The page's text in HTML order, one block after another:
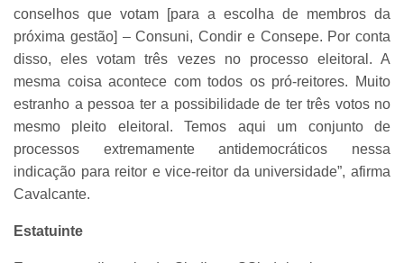
conselhos que votam [para a escolha de membros da
próxima gestão] – Consuni, Condir e Consepe. Por conta
disso, eles votam três vezes no processo eleitoral. A
mesma coisa acontece com todos os pró-reitores. Muito
estranho a pessoa ter a possibilidade de ter três votos no
mesmo pleito eleitoral. Temos aqui um conjunto de
processos extremamente antidemocráticos nessa
indicação para reitor e vice-reitor da universidade”, afirma
Cavalcante.
Estatuinte